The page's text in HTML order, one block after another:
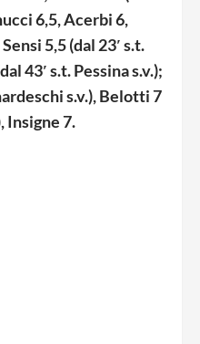
6,5, Acerbi 6,
5,5 (dal 23′ s.t.
43′ s.t. Pessina s.v.);
s.v.), Belotti 7
Insigne 7.